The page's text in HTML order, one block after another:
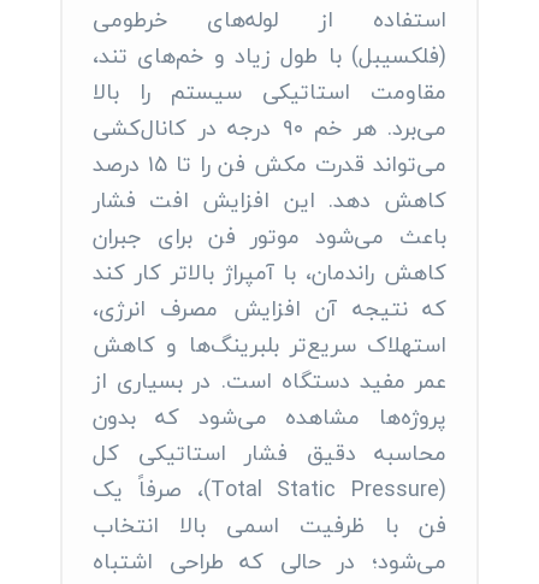
استفاده از لوله‌های خرطومی
(فلکسیبل) با طول زیاد و خم‌های تند،
مقاومت استاتیکی سیستم را بالا
می‌برد. هر خم ۹۰ درجه در کانال‌کشی
می‌تواند قدرت مکش فن را تا ۱۵ درصد
کاهش دهد. این افزایش افت فشار
باعث می‌شود موتور فن برای جبران
کاهش راندمان، با آمپراژ بالاتر کار کند
که نتیجه آن افزایش مصرف انرژی،
استهلاک سریع‌تر بلبرینگ‌ها و کاهش
عمر مفید دستگاه است. در بسیاری از
پروژه‌ها مشاهده می‌شود که بدون
محاسبه دقیق فشار استاتیکی کل
(Total Static Pressure)، صرفاً یک
فن با ظرفیت اسمی بالا انتخاب
می‌شود؛ در حالی که طراحی اشتباه